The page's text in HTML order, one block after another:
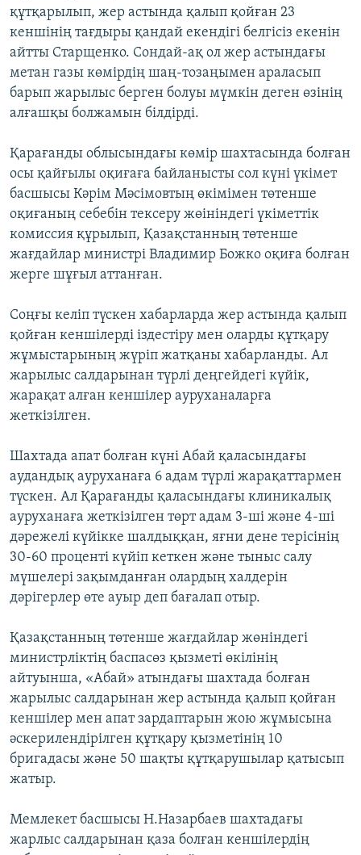
құтқарылып, жер астында қалып қойған 23
кеншінің тағдыры қандай екендігі белгісіз екенін
айтты Старщенко. Сондай-ақ ол жер астындағы
метан газы көмірдің шаң-тозаңымен араласып
барып жарылыс берген болуы мүмкін деген өзінің
алғашқы болжамын білдірді.
Қарағанды облысындағы көмір шахтасында болған
осы қайғылы оқиғаға байланысты сол күні үкімет
басшысы Кәрім Мәсімовтың өкімімен төтенше
оқиғаның себебін тексеру жөініндегі үкіметтік
комиссия құрылып, Қазақстанның төтенше
жағдайлар министрі Владимир Божко оқиға болған
жерге шұғыл аттанған.
Соңғы келіп түскен хабарларда жер астында қалып
қойған кеншілерді іздестіру мен оларды құтқару
жұмыстарының жүріп жатқаны хабарланды. Ал
жарылыс салдарынан түрлі деңгейдегі күйік,
жарақат алған кеншілер ауруханаларға
жеткізілген.
Шахтада апат болған күні Абай қаласындағы
аудандық ауруханаға 6 адам түрлі жарақаттармен
түскен. Ал Қарағанды қаласындағы клиникалық
ауруханаға жеткізілген төрт адам 3-ші және 4-ші
дәрежелі күйікке шалдыққан, яғни дене терісінің
30-60 проценті күйіп кеткен және тыныс салу
мүшелері зақымданған олардың халдерін
дәрігерлер өте ауыр деп бағалап отыр.
Қазақстанның төтенше жағдайлар жөніндегі
министрліктің баспасөз қызметі өкілінің
айтуынша, «Абай» атындағы шахтада болған
жарылыс салдарынан жер астында қалып қойған
кеншілер мен апат зардаптарын жою жұмысына
әскерилендірілген құтқару қызметінің 10
бригадасы және 50 шақты құтқарушылар қатысып
жатыр.
Мемлекет басшысы Н.Назарбаев шахтадағы
жарлыс салдарынан қаза болған кеншілердің